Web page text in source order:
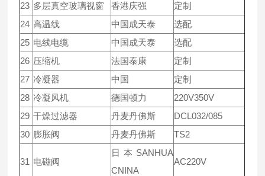
23 多层真空玻璃视窗 香港庆强
定制
24 高温线 中国成天泰
选配
25 电线电缆 中国成天泰
选配
26 压缩机 法国泰康
定制
27 冷凝器 中国
定制
28 冷凝风机 德国顿力
220V350V
29 干燥过滤器 丹麦丹佛斯
DCL032/085
30 膨胀阀 丹麦丹佛斯 TS2
31 电磁阀
日本SANHUA
CNINA
AC220V